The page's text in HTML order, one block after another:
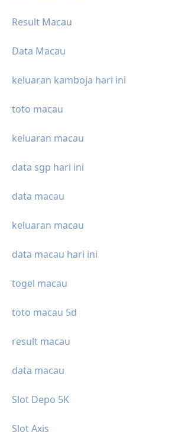
Result Macau
Data Macau
keluaran kamboja hari ini
toto macau
keluaran macau
data sgp hari ini
data macau
keluaran macau
data macau hari ini
togel macau
toto macau 5d
result macau
data macau
Slot Depo 5K
Slot Axis